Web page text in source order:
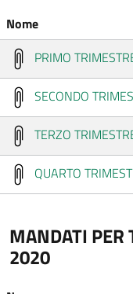
Nome
PRIMO
SECONDO
TERZO
QUARTO
MANDATI PER
2020